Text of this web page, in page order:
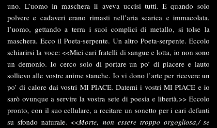
uno. L’uomo in maschera li aveva uccisi tutti. E quando solo
polvere e cadaveri erano rimasti nell’aria scarica e immacolata,
l’uomo, gettando a terra i suoi complici di metallo, si tolse la
maschera. Ecco il Poeta-serpente. Un altro Poeta-serpente. Eccolo
schiarirsi la voce: <<Miei cari fratelli di sangue e lotta, io non sono
un demonio. Io cerco solo di portare un po’ di piacere e lauto
sollievo alle vostre anime stanche. Io vi dono l’arte per ricevere un
po’ di calore dai vostri MI PIACE. Datemi i vostri MI PIACE e io
sarò ovunque a servire la vostra sete di poesia e libertà.>> Eccolo
pronto, con il suo cellulare, a recitare un sonetto per i cari defunti
su sfondo naturale. <<Morte, non essere troppo orgogliosa,/ se